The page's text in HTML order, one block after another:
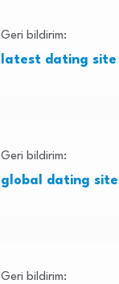
Geri bildirim:
latest dating
Geri bildirim:
global dating
Geri bildirim: